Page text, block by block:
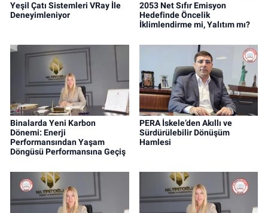
Yeşil Çatı Sistemleri VRay İle
Deneyimleniyor
2053 Net Sıfır Emisyon
Hedefinde Öncelik
İklimlendirme mi, Yalıtım mı?
Binalarda Yeni Karbon
Dönemi: Enerji
Performansından Yaşam
Döngüsü Performansına Geçiş
PERA İskele’den Akıllı ve
Sürdürülebilir Dönüşüm
Hamlesi